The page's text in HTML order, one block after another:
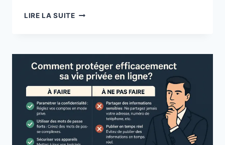
LIRE LA SUITEGUIDE
IAV